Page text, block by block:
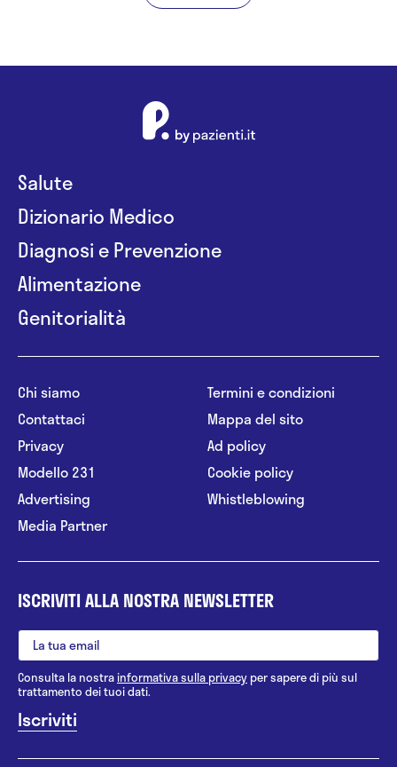
Salute
Dizionario Medico
Diagnosi e Prevenzione
Alimentazione
Genitorialità
Chi siamo
Contattaci
Privacy
Modello 231
Advertising
Media Partner
Termini e condizioni
Mappa del sito
Ad policy
Cookie policy
Whistleblowing
ISCRIVITI ALLA NOSTRA NEWSLETTER
Consulta la nostrainformativa sulla privacy per sapere di più sul
trattamento dei tuoi dati.